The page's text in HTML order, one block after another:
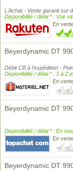
L'Achat - Vente garanti sur
Disponibilité / délai * : Voir
En
Beyerdynamic DT
Débit CB à l'expédition -
Disponibilité / délai * : 1 à 2
En
Beyerdynamic DT
Disponibilité / délai * : En
En
Beyerdynamic DT